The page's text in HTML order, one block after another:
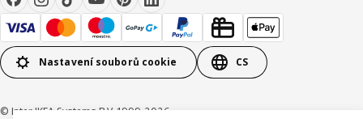
Nastavení souborů cookie CS
© Inter IKEA Systems B.V. 1999-2026